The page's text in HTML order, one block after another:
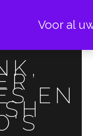
EN
Voor al